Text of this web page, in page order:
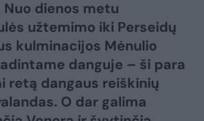
dienos metu
užtemimo iki Perseidų
kulminacijos Mėnulio
danguje – ši para
retą dangaus reiškinių
O dar galima